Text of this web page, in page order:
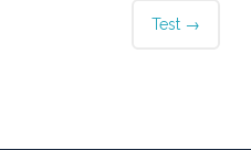
Test →